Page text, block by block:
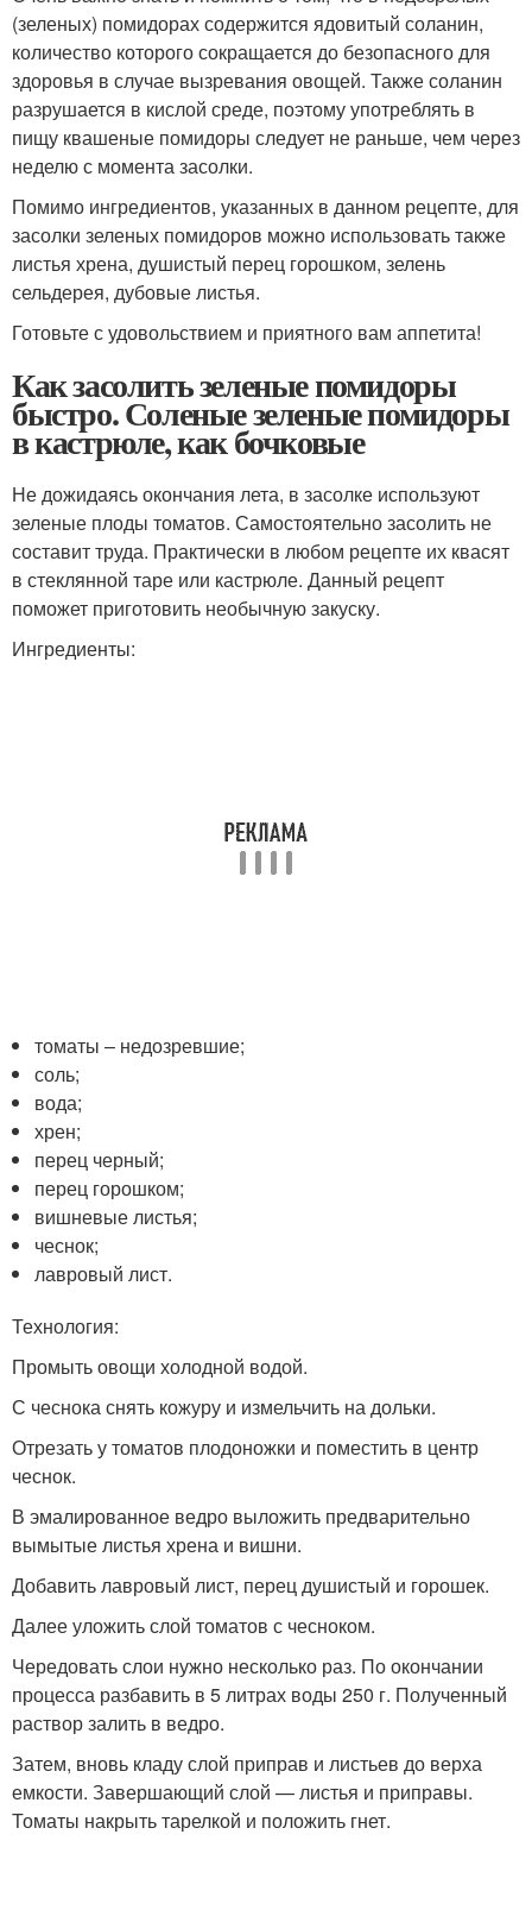
(зеленых) помидорах содержится ядовитый соланин,
количество которого сокращается до безопасного для
здоровья в случае вызревания овощей. Также соланин
разрушается в кислой среде, поэтому употреблять в
пищу квашеные помидоры следует не раньше, чем через
неделю с момента засолки.
Помимо ингредиентов, указанных в данном рецепте, для
засолки зеленых помидоров можно использовать также
листья хрена, душистый перец горошком, зелень
сельдерея, дубовые листья.
Готовьте с удовольствием и приятного вам аппетита!
Как засолить зеленые помидоры
быстро. Соленые зеленые помидоры
в кастрюле, как бочковые
Не дожидаясь окончания лета, в засолке используют
зеленые плоды томатов. Самостоятельно засолить не
составит труда. Практически в любом рецепте их квасят
в стеклянной таре или кастрюле. Данный рецепт
поможет приготовить необычную закуску.
Ингредиенты:
томаты – недозревшие;
соль;
вода;
хрен;
перец черный;
перец горошком;
вишневые листья;
чеснок;
лавровый лист.
Технология:
Промыть овощи холодной водой.
С чеснока снять кожуру и измельчить на дольки.
Отрезать у томатов плодоножки и поместить в центр
чеснок.
В эмалированное ведро выложить предварительно
вымытые листья хрена и вишни.
Добавить лавровый лист, перец душистый и горошек.
Далее уложить слой томатов с чесноком.
Чередовать слои нужно несколько раз. По окончании
процесса разбавить в 5 литрах воды 250 г. Полученный
раствор залить в ведро.
Затем, вновь кладу слой приправ и листьев до верха
емкости. Завершающий слой — листья и приправы.
Томаты накрыть тарелкой и положить гнет.